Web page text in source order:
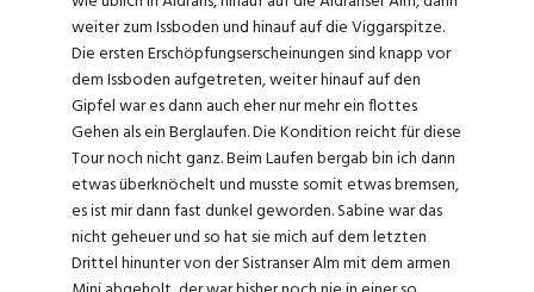
weiter zum Issboden und hinauf auf die Viggarspitze.
Die ersten Erschöpfungserscheinungen sind knapp vor
dem Issboden aufgetreten, weiter hinauf auf den
Gipfel war es dann auch eher nur mehr ein flottes
Gehen als ein Berglaufen. Die Kondition reicht für diese
Tour noch nicht ganz. Beim Laufen bergab bin ich dann
etwas überknöchelt und musste somit etwas bremsen,
es ist mir dann fast dunkel geworden. Sabine war das
nicht geheuer und so hat sie mich auf dem letzten
Drittel hinunter von der Sistranser Alm mit dem armen